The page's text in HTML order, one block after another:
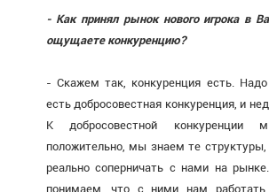
- Как принял рынок нового игрока в
ощущаете конкуренцию?
- Скажем так, конкуренция есть.
есть добросовестная конкуренция, и
К добросовестной конкуренции
положительно, мы знаем те
реально соперничать с нами на
понимаем, что с ними нам